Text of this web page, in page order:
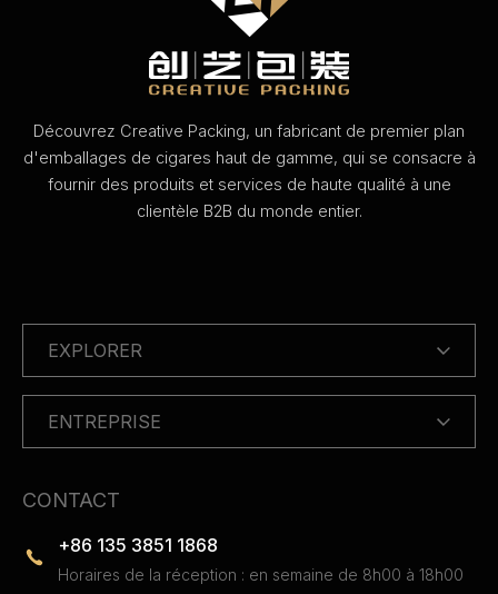
Découvrez Creative Packing, un fabricant de premier plan
d'emballages de cigares haut de gamme, qui se consacre à
fournir des produits et services de haute qualité à une
clientèle B2B du monde entier.
EXPLORER
ENTREPRISE
CONTACT
+86 135 3851 1868
Horaires de la réception : en semaine de 8h00 à 18h00